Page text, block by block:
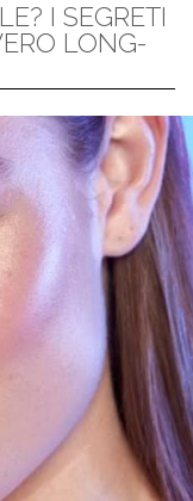
I SEGRETI
LONG-